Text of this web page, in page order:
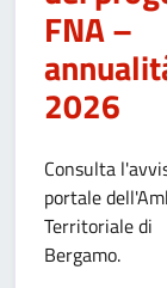
FNA –
2026
Consulta
portale
Territoriale di
Bergamo.